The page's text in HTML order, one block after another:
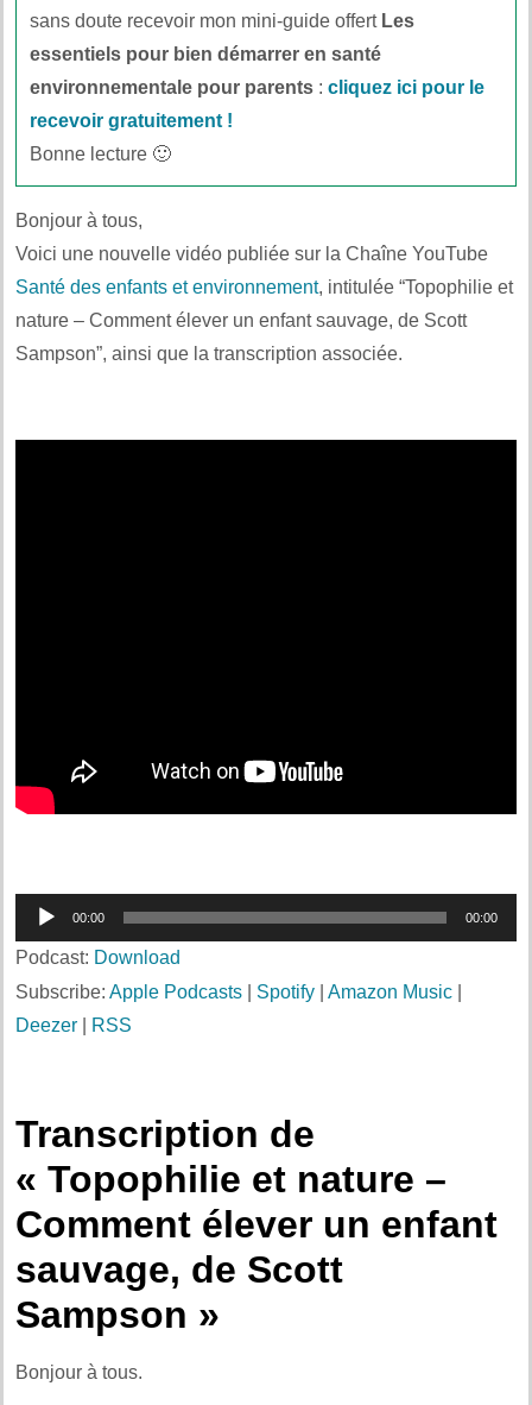
sans doute recevoir mon mini-guide offert Les
essentiels pour bien démarrer en santé
environnementale pour parents :cliquez ici pour le
recevoir gratuitement !
Bonne lecture 🙂
Bonjour à tous,
Voici une nouvelle vidéo publiée sur la Chaîne YouTube
Santé des enfants et environnement, intitulée “Topophilie et
nature – Comment élever un enfant sauvage, de Scott
Sampson”, ainsi que la transcription associée.
Lecteur
audio
00:00 00:00
Podcast: Download
Subscribe: Apple Podcasts Spotify Amazon Music
Deezer
RSS
Transcription de
« Topophilie et nature –
Comment élever un enfant
sauvage, de Scott
Sampson »
Bonjour à tous.